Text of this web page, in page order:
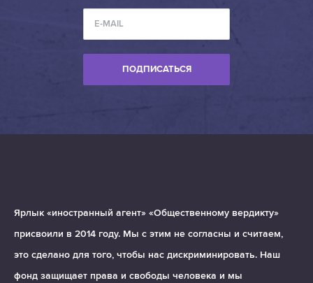
ПОДПИСАТЬСЯ
Ярлык «иностранный агент» «Общественному вердикту»
присвоили в 2014 году. Мы с этим не согласны и считаем,
это сделано для того, чтобы нас дискриминировать. Наш
фонд защищает права и свободы человека и мы